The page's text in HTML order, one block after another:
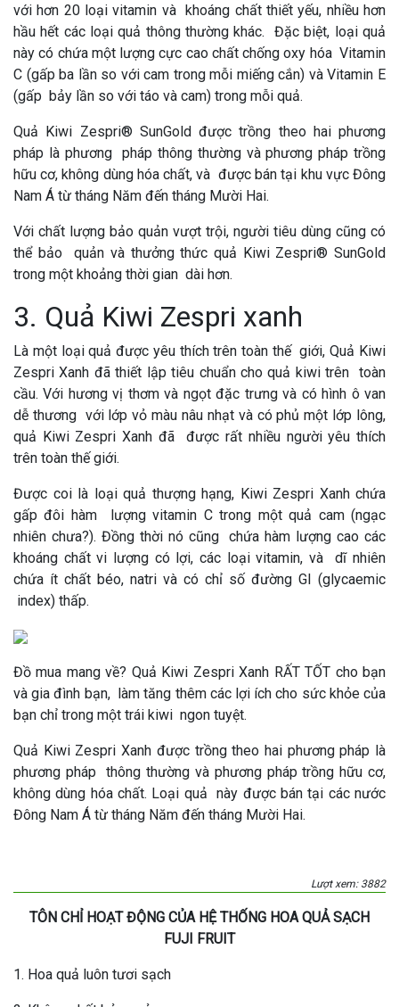
với hơn 20 loại vitamin và khoáng chất thiết yếu, nhiều hơn
hầu hết các loại quả thông thường khác. Đặc biệt, loại quả
này có chứa một lượng cực cao chất chống oxy hóa Vitamin
C (gấp ba lần so với cam trong mỗi miếng cắn) và Vitamin E
(gấp bảy lần so với táo và cam) trong mỗi quả.
Quả Kiwi Zespri® SunGold được trồng theo hai phương
pháp là phương pháp thông thường và phương pháp trồng
hữu cơ, không dùng hóa chất, và được bán tại khu vực Đông
Nam Á từ tháng Năm đến tháng Mười Hai.
Với chất lượng bảo quản vượt trội, người tiêu dùng cũng có
thể bảo quản và thưởng thức quả Kiwi Zespri® SunGold
trong một khoảng thời gian dài hơn.
3. Quả Kiwi Zespri xanh
Là một loại quả được yêu thích trên toàn thế giới, Quả Kiwi
Zespri Xanh đã thiết lập tiêu chuẩn cho quả kiwi trên toàn
cầu. Với hương vị thơm và ngọt đặc trưng và có hình ô van
dễ thương với lớp vỏ màu nâu nhạt và có phủ một lớp lông,
quả Kiwi Zespri Xanh đã được rất nhiều người yêu thích
trên toàn thế giới.
Được coi là loại quả thượng hạng, Kiwi Zespri Xanh chứa
gấp đôi hàm lượng vitamin C trong một quả cam (ngạc
nhiên chưa?). Đồng thời nó cũng chứa hàm lượng cao các
khoáng chất vi lượng có lợi, các loại vitamin, và dĩ nhiên
chứa ít chất béo, natri và có chỉ số đường GI (glycaemic
index) thấp.
Đồ mua mang về? Quả Kiwi Zespri Xanh RẤT TỐT cho bạn
và gia đình bạn, làm tăng thêm các lợi ích cho sức khỏe của
bạn chỉ trong một trái kiwi ngon tuyệt.
Quả Kiwi Zespri Xanh được trồng theo hai phương pháp là
phương pháp thông thường và phương pháp trồng hữu cơ,
không dùng hóa chất. Loại quả này được bán tại các nước
Đông Nam Á từ tháng Năm đến tháng Mười Hai.
Lượt xem: 3882
TÔN CHỈ HOẠT ĐỘNG CỦA HỆ THỐNG HOA QUẢ SẠCH
FUJI FRUIT
1. Hoa quả luôn tươi sạch